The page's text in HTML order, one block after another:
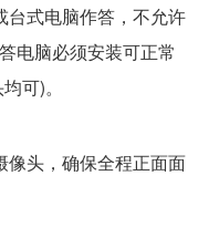
台式电脑作答，不允许
电脑必须安装可正常
可)。
像头，确保全程正面面